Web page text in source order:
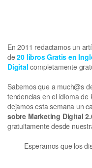
En 2011 redactamos un
de20 libros Gratis en
Digital completamente
Sabemos que a much@s
tendencias en el idioma
dejamos esta semana un
sobre Marketing Digital
gratuitamente desde
Esperamos que los